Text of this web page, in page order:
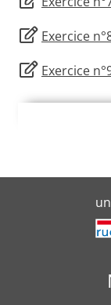
Exercice
Exercice